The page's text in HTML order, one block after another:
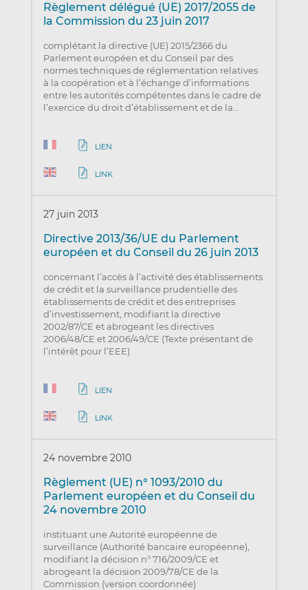
Règlement délégué (UE) 2017/2055 de
la Commission du 23 juin 2017
complétant la directive (UE) 2015/2366 du
Parlement européen et du Conseil par des
normes techniques de réglementation relatives
à la coopération et à l’échange d’informations
entre les autorités compétentes dans le cadre de
l’exercice du droit d’établissement et de la…
LIEN
LINK
27 juin 2013
Directive 2013/36/UE du Parlement
européen et du Conseil du 26 juin 2013
concernant l’accès à l’activité des établissements
de crédit et la surveillance prudentielle des
établissements de crédit et des entreprises
d’investissement, modifiant la directive
2002/87/CE et abrogeant les directives
2006/48/CE et 2006/49/CE (Texte présentant de
l’intérêt pour l’EEE)
LIEN
LINK
24 novembre 2010
Règlement (UE) n° 1093/2010 du
Parlement européen et du Conseil du
24 novembre 2010
instituant une Autorité européenne de
surveillance (Authorité bancaire européenne),
modifiant la décision n° 716/2009/CE et
abrogeant la décision 2009/78/CE de la
Commission (version coordonnée)